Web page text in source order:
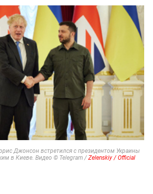
Джонсон встретился с президентом Украины
в Киеве. Видео © Telegram / Zelenskiy / Official